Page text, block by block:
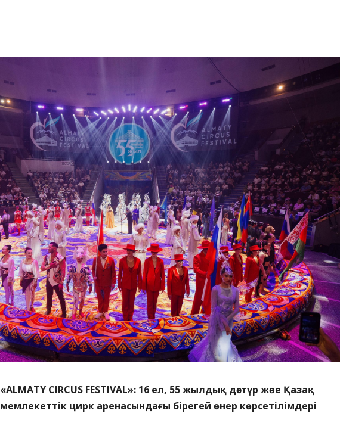
«ALMATY CIRCUS FESTIVAL»: 16 ел, 55 жылдық дәстүр және Қазақ
мемлекеттік цирк аренасындағы бірегей өнер көрсетілімдері